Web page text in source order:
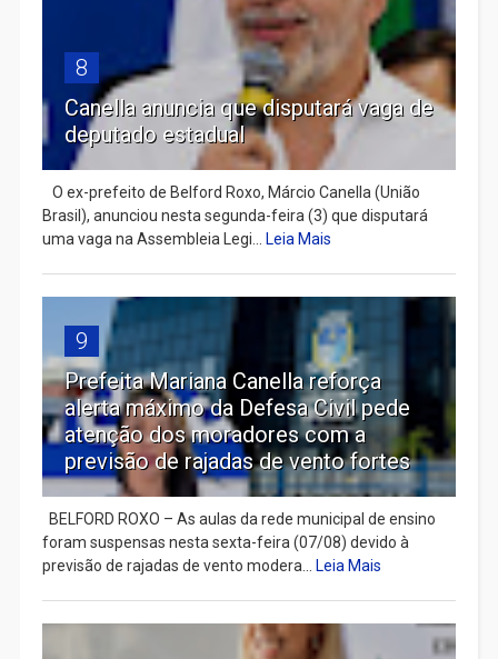
8
Canella anuncia que disputará vaga de
deputado estadual
​ O ex-prefeito de Belford Roxo, Márcio Canella (União
Brasil), anunciou nesta segunda-feira (3) que disputará
uma vaga na Assembleia Legi...
Leia Mais
9
Prefeita Mariana Canella reforça
alerta máximo da Defesa Civil pede
atenção dos moradores com a
previsão de rajadas de vento fortes
BELFORD ROXO – As aulas da rede municipal de ensino
foram suspensas nesta sexta-feira (07/08) devido à
previsão de rajadas de vento modera...
Leia Mais